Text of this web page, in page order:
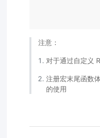
注意：
对于通过自定义
注册宏末尾函数
的使用